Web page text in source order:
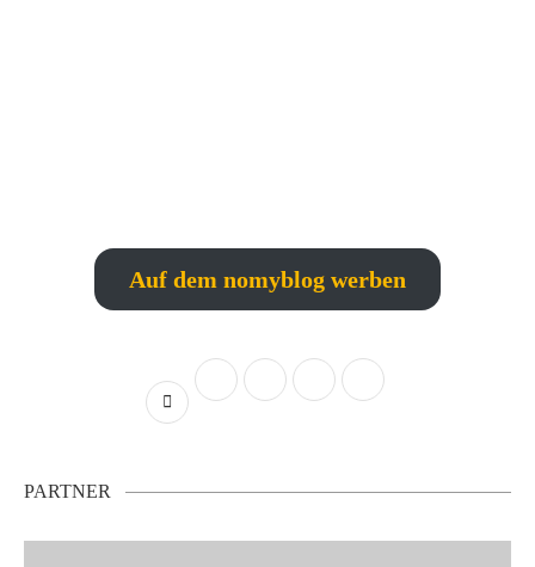
Auf dem nomyblog werben
PARTNER